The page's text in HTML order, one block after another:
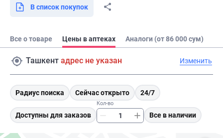
В список покупок
Все о товаре Цены в аптеках Аналоги (от 86 000 сум)
Ташкент адрес не указан Изменить
Радиус поиска Сейчас открыто 24/7
Доступны для заказов
Кол-во
Все в наличии